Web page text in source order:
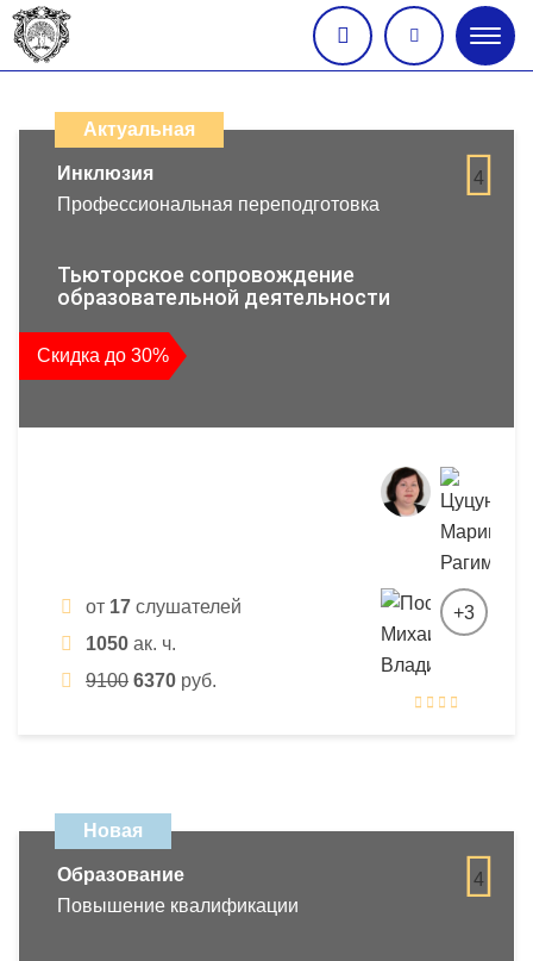
меню
дистанционных
образовательных
повышения
квалификации
и
профессиональной
Актуальная
4
Инклюзия
Профессиональная переподготовка
Тьюторское сопровождение
образовательной деятельности
Скидка до 30%
от 17 слушателей
1050 ак. ч.
9100 6370 руб.
+3
Новая
4
Образование
Повышение квалификации